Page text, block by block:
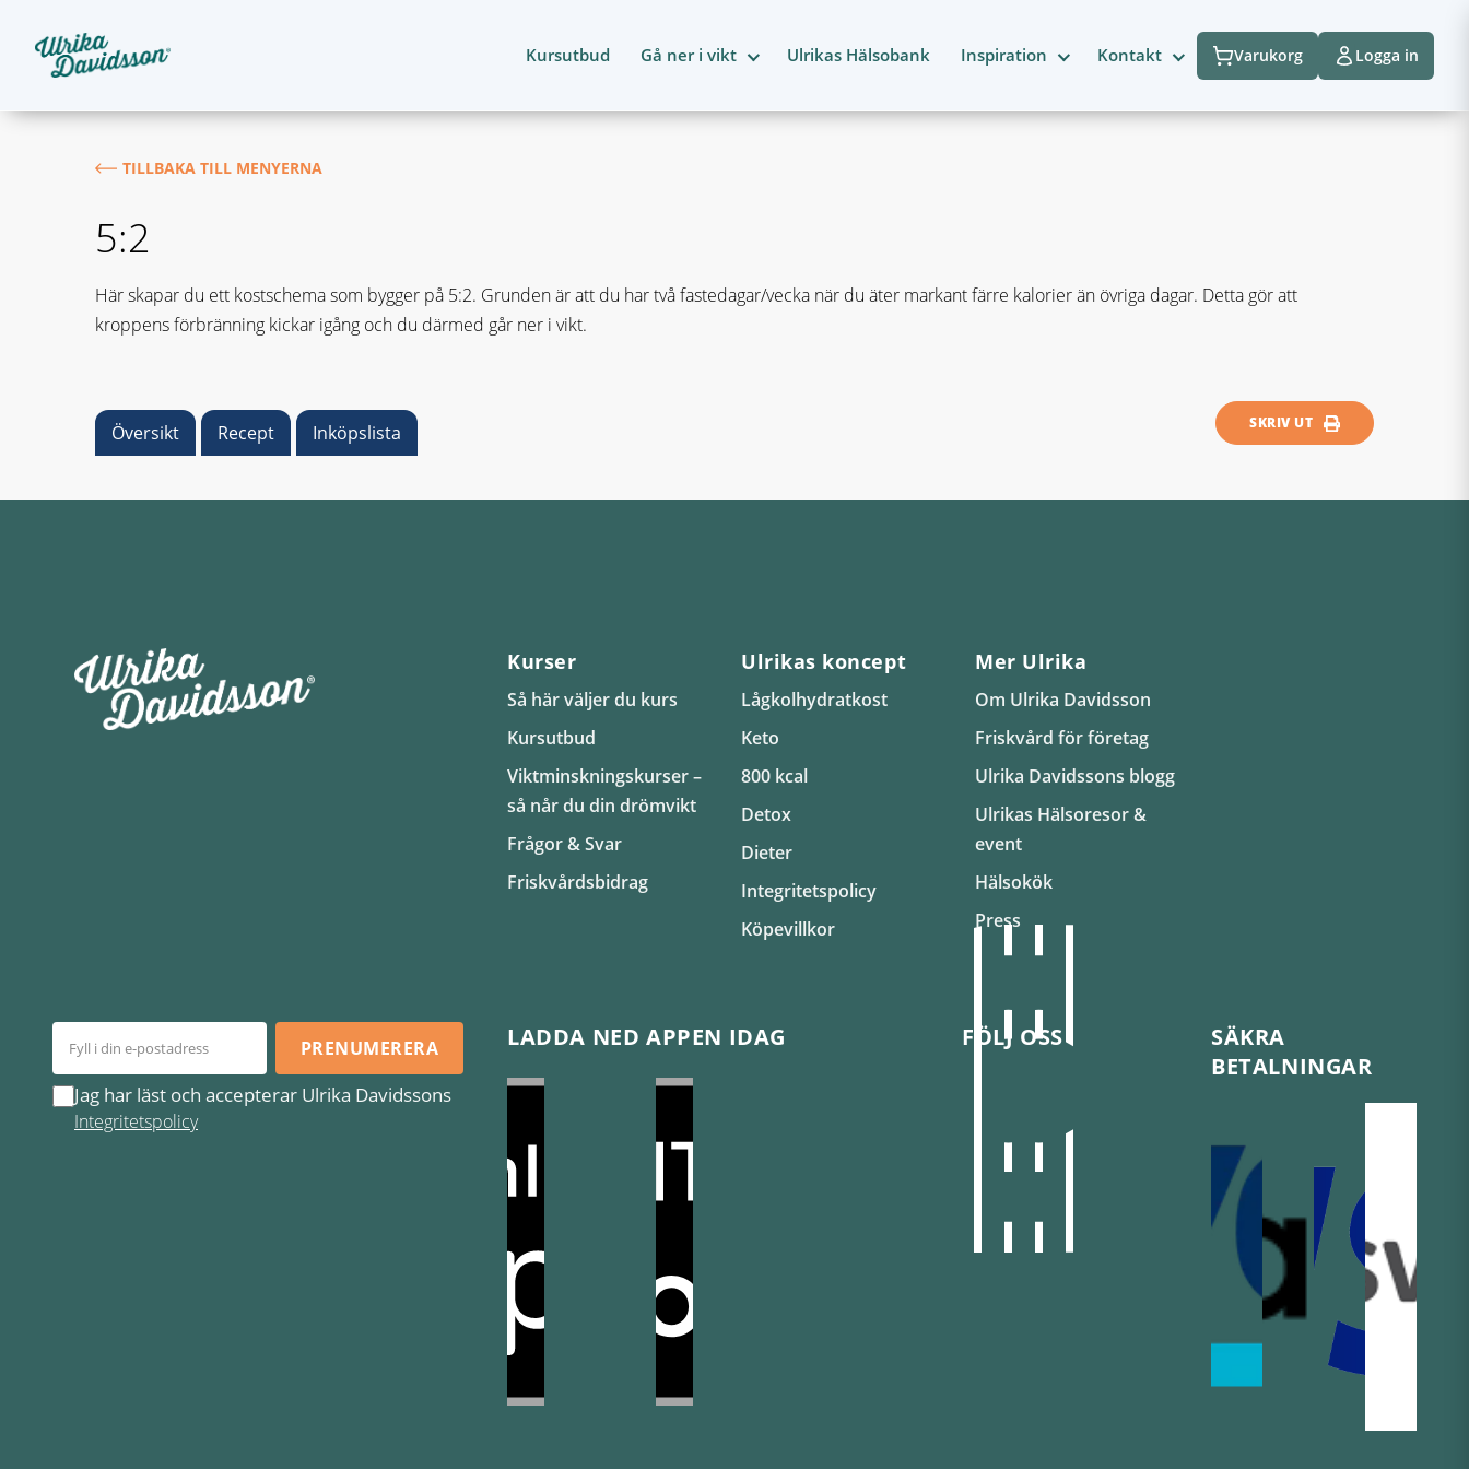
Kursutbud Gå ner i vikt Ulrikas Hälsobank Inspiration Kontakt Varukorg Logga in
TILLBAKA TILL MENYERNA
5:2
Här skapar du ett kostschema som bygger på 5:2. Grunden är att du har två fastedagar/vecka när du äter markant färre kalorier än övriga dagar. Detta gör att
kroppens förbränning kickar igång och du därmed går ner i vikt.
Översikt Recept Inköpslista SKRIV UT
Kurser
Så här väljer du kurs
Kursutbud
Viktminskningskurser –
så når du din drömvikt
Frågor & Svar
Friskvårdsbidrag
Ulrikas koncept
Lågkolhydratkost
Keto
800 kcal
Detox
Dieter
Integritetspolicy
Köpevillkor
Mer Ulrika
Om Ulrika Davidsson
Friskvård för företag
Ulrika Davidssons blogg
Ulrikas Hälsoresor &
event
Hälsokök
Press
PRENUMERERA
Jag har läst och accepterar Ulrika Davidssons
Integritetspolicy
LADDA NED APPEN IDAG FÖLJ OSS
SÄKRA
BETALNINGAR